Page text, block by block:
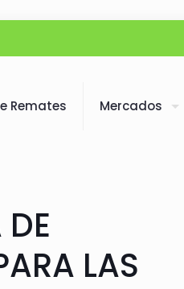
Remates Mercados
LAS